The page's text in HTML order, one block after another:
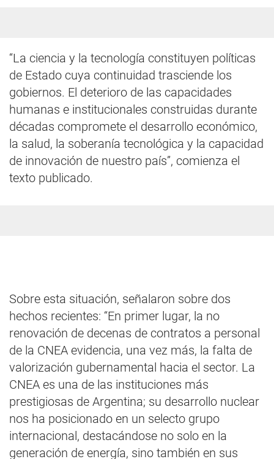
“La ciencia y la tecnología constituyen políticas
de Estado cuya continuidad trasciende los
gobiernos. El deterioro de las capacidades
humanas e institucionales construidas durante
décadas compromete el desarrollo económico,
la salud, la soberanía tecnológica y la capacidad
de innovación de nuestro país”, comienza el
texto publicado.
Sobre esta situación, señalaron sobre dos
hechos recientes: “En primer lugar, la no
renovación de decenas de contratos a personal
de la CNEA evidencia, una vez más, la falta de
valorización gubernamental hacia el sector. La
CNEA es una de las instituciones más
prestigiosas de Argentina; su desarrollo nuclear
nos ha posicionado en un selecto grupo
internacional, destacándose no solo en la
generación de energía, sino también en sus